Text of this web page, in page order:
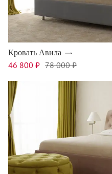
Кровать Авила
46 800 ₽ 78 000 ₽